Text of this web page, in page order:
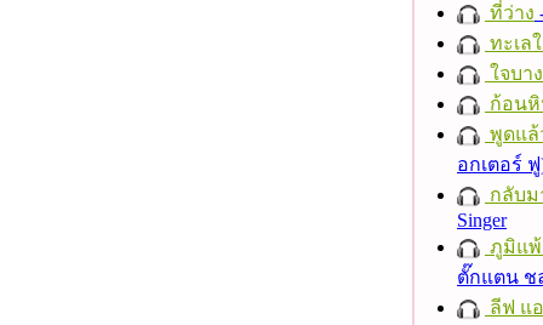
ที่ว่าง
ทะเล
ใจบาง
ก้อน
พูดแล้
อกเตอร์
กลับม
Singer
ภูมิแพ้
ตั๊กแตน ช
ลีฟ แอ